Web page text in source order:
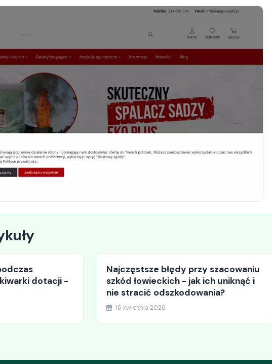
dotacji -
Najczęstsze błędy przy szacowaniu
szkód łowieckich - jak ich uniknąć i
nie stracić odszkodowania?
16 kwietnia 2026